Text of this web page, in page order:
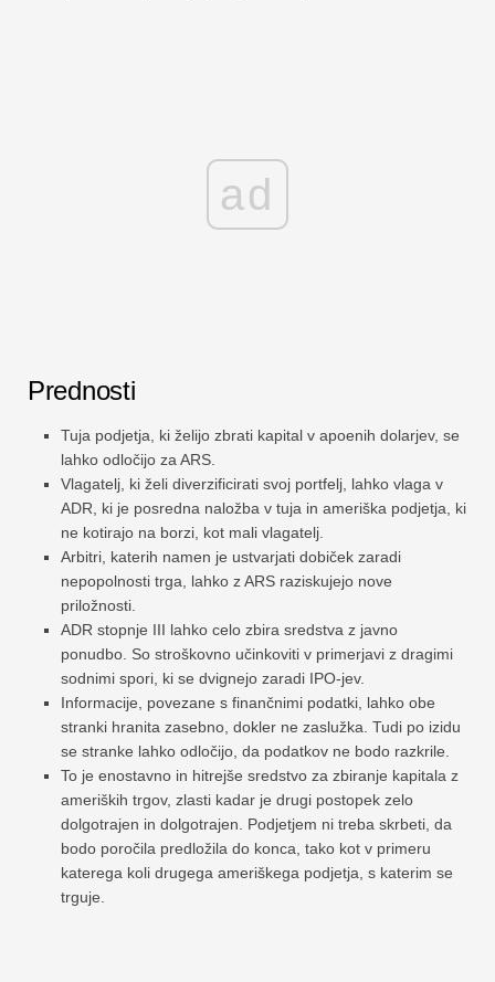
ad
Prednosti
Tuja podjetja, ki želijo zbrati kapital v apoenih dolarjev, se
lahko odločijo za ARS.
Vlagatelj, ki želi diverzificirati svoj portfelj, lahko vlaga v
ADR, ki je posredna naložba v tuja in ameriška podjetja, ki
ne kotirajo na borzi, kot mali vlagatelj.
Arbitri, katerih namen je ustvarjati dobiček zaradi
nepopolnosti trga, lahko z ARS raziskujejo nove
priložnosti.
ADR stopnje III lahko celo zbira sredstva z javno
ponudbo. So stroškovno učinkoviti v primerjavi z dragimi
sodnimi spori, ki se dvignejo zaradi IPO-jev.
Informacije, povezane s finančnimi podatki, lahko obe
stranki hranita zasebno, dokler ne zaslužka. Tudi po izidu
se stranke lahko odločijo, da podatkov ne bodo razkrile.
To je enostavno in hitrejše sredstvo za zbiranje kapitala z
ameriških trgov, zlasti kadar je drugi postopek zelo
dolgotrajen in dolgotrajen. Podjetjem ni treba skrbeti, da
bodo poročila predložila do konca, tako kot v primeru
katerega koli drugega ameriškega podjetja, s katerim se
trguje.